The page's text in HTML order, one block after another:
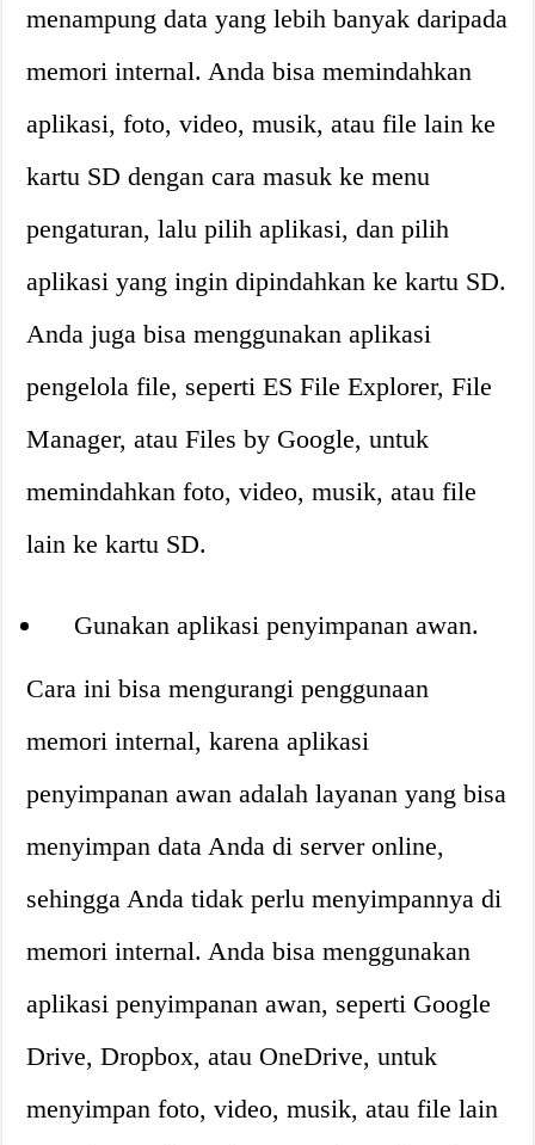
menampung data yang lebih banyak daripada
memori internal. Anda bisa memindahkan
aplikasi, foto, video, musik, atau file lain ke
kartu SD dengan cara masuk ke menu
pengaturan, lalu pilih aplikasi, dan pilih
aplikasi yang ingin dipindahkan ke kartu SD.
Anda juga bisa menggunakan aplikasi
pengelola file, seperti ES File Explorer, File
Manager, atau Files by Google, untuk
memindahkan foto, video, musik, atau file
lain ke kartu SD.
Gunakan aplikasi penyimpanan awan.
Cara ini bisa mengurangi penggunaan
memori internal, karena aplikasi
penyimpanan awan adalah layanan yang bisa
menyimpan data Anda di server online,
sehingga Anda tidak perlu menyimpannya di
memori internal. Anda bisa menggunakan
aplikasi penyimpanan awan, seperti Google
Drive, Dropbox, atau OneDrive, untuk
menyimpan foto, video, musik, atau file lain